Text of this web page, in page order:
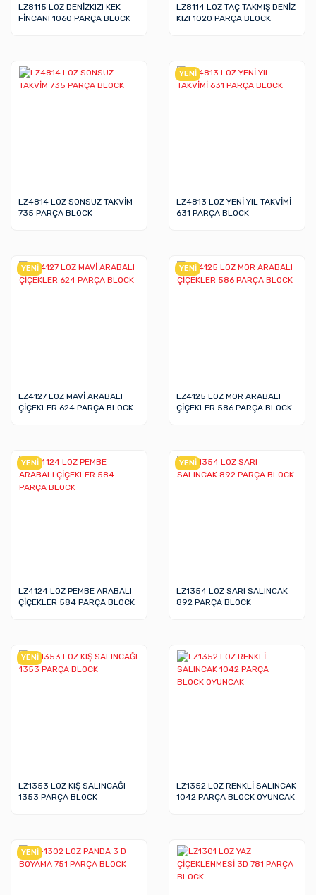
LZ8115 LOZ DENİZKIZI KEK
FİNCANI 1060 PARÇA BLOCK
LZ8114 LOZ TAÇ TAKMIŞ DENİZ
KIZI 1020 PARÇA BLOCK
LZ4814 LOZ SONSUZ TAKVİM
735 PARÇA BLOCK
YENİ
LZ4813 LOZ YENİ YIL TAKVİMİ
631 PARÇA BLOCK
YENİ
LZ4127 LOZ MAVİ ARABALI
ÇİÇEKLER 624 PARÇA BLOCK
YENİ
LZ4125 LOZ MOR ARABALI
ÇİÇEKLER 586 PARÇA BLOCK
YENİ
LZ4124 LOZ PEMBE ARABALI
ÇİÇEKLER 584 PARÇA BLOCK
YENİ
LZ1354 LOZ SARI SALINCAK
892 PARÇA BLOCK
YENİ
LZ1353 LOZ KIŞ SALINCAĞI
1353 PARÇA BLOCK
LZ1352 LOZ RENKLİ SALINCAK
1042 PARÇA BLOCK OYUNCAK
YENİ